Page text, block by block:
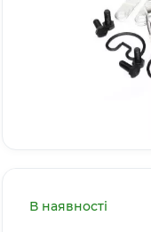
В наявності